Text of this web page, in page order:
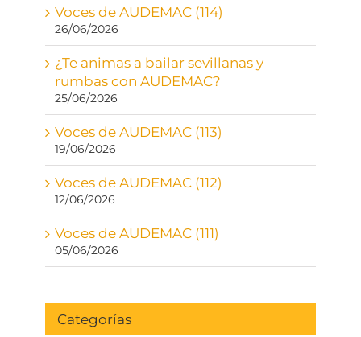
Voces de AUDEMAC (114)
26/06/2026
¿Te animas a bailar sevillanas y
rumbas con AUDEMAC?
25/06/2026
Voces de AUDEMAC (113)
19/06/2026
Voces de AUDEMAC (112)
12/06/2026
Voces de AUDEMAC (111)
05/06/2026
Categorías